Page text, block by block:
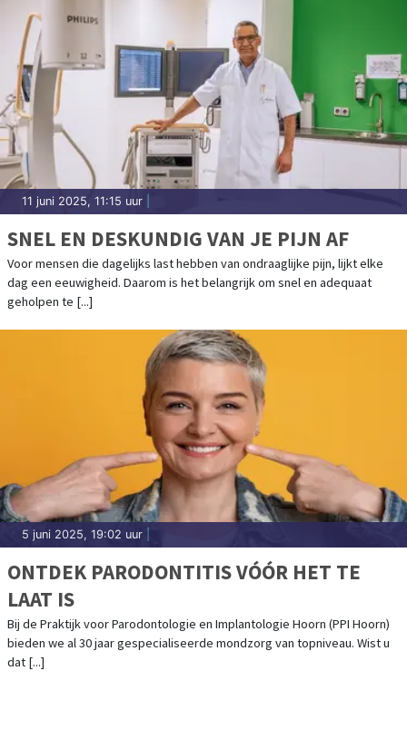
11 juni 2025, 11:15 uur
SNEL EN DESKUNDIG VAN JE PIJN AF
Voor mensen die dagelijks last hebben van ondraaglijke pijn, lijkt elke
dag een eeuwigheid. Daarom is het belangrijk om snel en adequaat
geholpen te [...]
5 juni 2025, 19:02 uur
ONTDEK PARODONTITIS VÓÓR HET TE
LAAT IS
Bij de Praktijk voor Parodontologie en Implantologie Hoorn (PPI Hoorn)
bieden we al 30 jaar gespecialiseerde mondzorg van topniveau. Wist u
dat [...]